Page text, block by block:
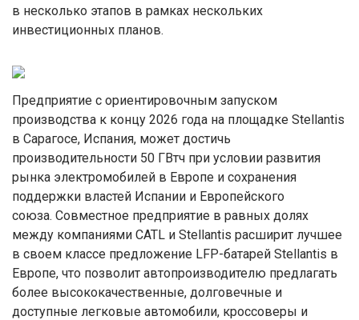
в несколько этапов в рамках нескольких
инвестиционных планов.
Предприятие с ориентировочным запуском
производства к концу 2026 года на площадке Stellantis
в Сарагосе, Испания, может достичь
производительности 50 ГВтч при условии развития
рынка электромобилей в Европе и сохранения
поддержки властей Испании и Европейского
союза. Совместное предприятие в равных долях
между компаниями CATL и Stellantis расширит лучшее
в своем классе предложение LFP-батарей Stellantis в
Европе, что позволит автопроизводителю предлагать
более высококачественные, долговечные и
доступные легковые автомобили, кроссоверы и